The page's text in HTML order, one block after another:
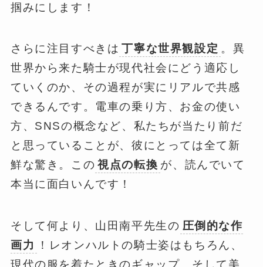
掴みにします！
さらに注目すべきは 丁寧な世界観設定 。異
世界から来た騎士が現代社会にどう適応し
ていくのか、その過程が実にリアルで共感
できるんです。電車の乗り方、お金の使い
方、SNSの概念など、私たちが当たり前だ
と思っていることが、彼にとっては全て新
鮮な驚き。この 視点の転換 が、読んでいて
本当に面白いんです！
そして何より、山田南平先生の 圧倒的な作
画力
！レオンハルトの騎士姿はもちろん、
現代の服を着たときのギャップ、そして美